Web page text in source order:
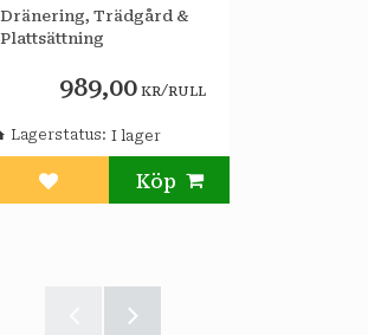
Dränering, Trädgård &
Plattsättning
989,00 KR/RULL
Lägg till i favoriter
Lagerstatus